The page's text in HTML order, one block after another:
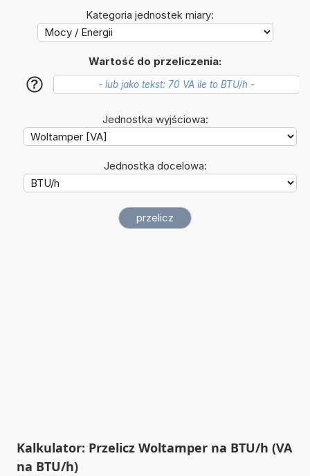
Kategoria jednostek miary:
Wartość do przeliczenia:
?
Jednostka wyjściowa:
Jednostka docelowa:
Kalkulator: Przelicz Woltamper na BTU/h (VA
na BTU/h)